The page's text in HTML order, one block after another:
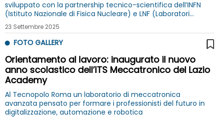
sviluppato con la partnership tecnico-scientifica dell’INFN
(Istituto Nazionale di Fisica Nucleare) e LNF (Laboratori
Nazionali di Frascati), in collaborazione con l’ITS
Meccatronico del Lazio Academy
23 Settembre 2025
FOTO GALLERY
Orientamento al lavoro: inaugurato il nuovo
anno scolastico dell’ITS Meccatronico del Lazio
Academy
Al Tecnopolo Roma un laboratorio di meccatronica
avanzata pensato per formare i professionisti del futuro in
digitalizzazione, automazione e robotica